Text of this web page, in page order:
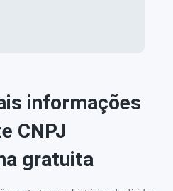
informações
CNPJ
gratuita